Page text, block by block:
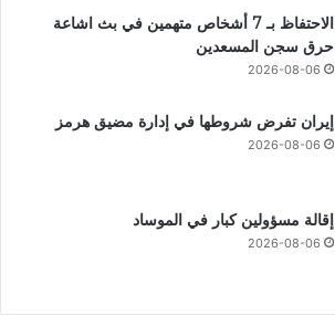
الاحتفاظ بـ 7 أشخاص متهمين في بث اشاعة
حرق سجن المسعدين
2026-08-06
إيران تفرض شروطها في إدارة مضيق هرمز
2026-08-06
إقالة مسؤولين كبار في الموساد
2026-08-06